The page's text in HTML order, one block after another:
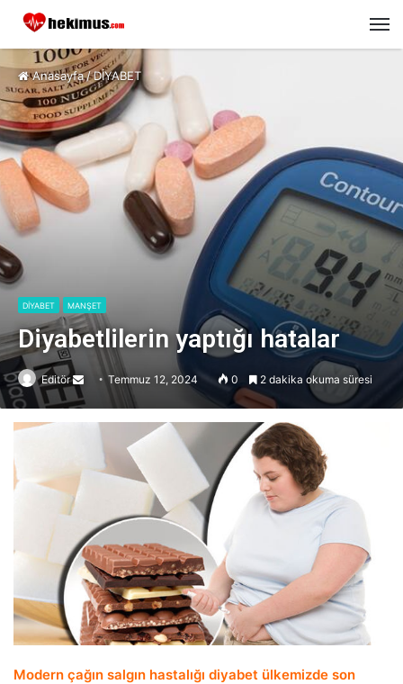
Anasayfa/DİYABET
DİYABET MANŞET
Diyabetlilerin yaptığı hatalar
Editör
Send
an
email
Temmuz 12, 2024 0 2 dakika okuma süresi
Modern çağın salgın hastalığı diyabet ülkemizde son